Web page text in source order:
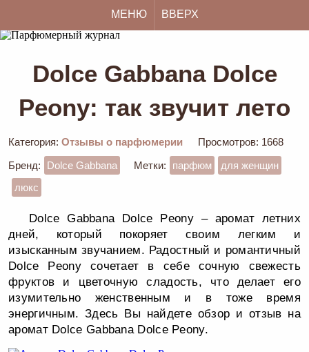
МЕНЮ ВВЕРХ
Dolce Gabbana Dolce
Peony: так звучит лето
Категория: Отзывы о парфюмерии
Просмотров: 1668
Бренд:
Dolce Gabbana Метки: парфюм
для женщин
люкс
Dolce Gabbana Dolce Peony – аромат летних
дней, который покоряет своим легким и
изысканным звучанием. Радостный и романтичный
Dolce Peony сочетает в себе сочную свежесть
фруктов и цветочную сладость, что делает его
изумительно женственным и в тоже время
энергичным. Здесь Вы найдете обзор и отзыв на
аромат Dolce Gabbana Dolce Peony.